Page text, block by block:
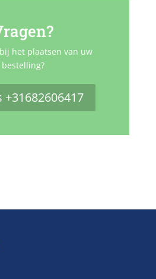
het plaatsen van uw
bestelling?
+31682606417